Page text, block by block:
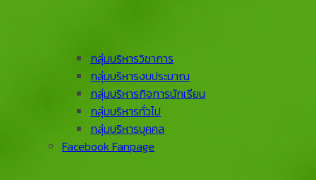
กลุ่มบริหารวิชาการ
กลุ่มบริหารงบประมาณ
กลุ่มบริหารกิจการนักเรียน
กลุ่มบริหารทั่วไป
กลุ่มบริหารบุคคล
Facebook Fanpage